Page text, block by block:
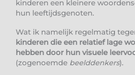
kinderen een kleinere
hun leeftijdsgenoten.
Wat ik namelijk regelmatig
kinderen die een relatief lage
hebben door hun visuele
(zogenoemde beelddenkers).